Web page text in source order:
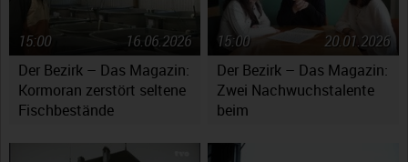
Der Bezirk – Das Magazin:
Kormoran zerstört seltene
Fischbestände
16.06.2026
15:00
Der Bezirk – Das Magazin:
Zwei Nachwuchstalente
beim
Oberfranken
20.01.2026
15:00